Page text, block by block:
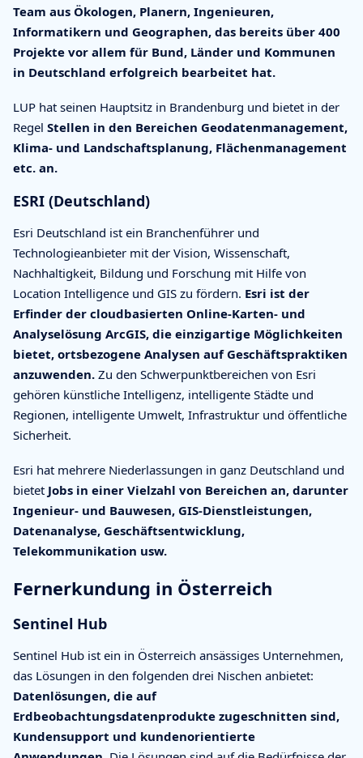
Team aus Ökologen, Planern, Ingenieuren,
Informatikern und Geographen, das bereits über 400
Projekte vor allem für Bund, Länder und Kommunen
in Deutschland erfolgreich bearbeitet hat.
LUP hat seinen Hauptsitz in Brandenburg und bietet in der
Regel Stellen in den Bereichen Geodatenmanagement,
Klima- und Landschaftsplanung, Flächenmanagement
etc. an.
ESRI (Deutschland)
Esri Deutschland ist ein Branchenführer und
Technologieanbieter mit der Vision, Wissenschaft,
Nachhaltigkeit, Bildung und Forschung mit Hilfe von
Location Intelligence und GIS zu fördern. Esri ist der
Erfinder der cloudbasierten Online-Karten- und
Analyselösung ArcGIS, die einzigartige Möglichkeiten
bietet, ortsbezogene Analysen auf Geschäftspraktiken
anzuwenden. Zu den Schwerpunktbereichen von Esri
gehören künstliche Intelligenz, intelligente Städte und
Regionen, intelligente Umwelt, Infrastruktur und öffentliche
Sicherheit.
Esri hat mehrere Niederlassungen in ganz Deutschland und
bietet Jobs in einer Vielzahl von Bereichen an, darunter
Ingenieur- und Bauwesen, GIS-Dienstleistungen,
Datenanalyse, Geschäftsentwicklung,
Telekommunikation usw.
Fernerkundung in Österreich
Sentinel Hub
Sentinel Hub ist ein in Österreich ansässiges Unternehmen,
das Lösungen in den folgenden drei Nischen anbietet:
Datenlösungen, die auf
Erdbeobachtungsdatenprodukte zugeschnitten sind,
Kundensupport und kundenorientierte